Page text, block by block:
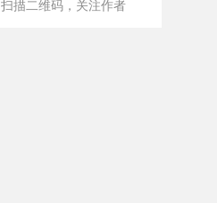
扫描二维码，关注作者